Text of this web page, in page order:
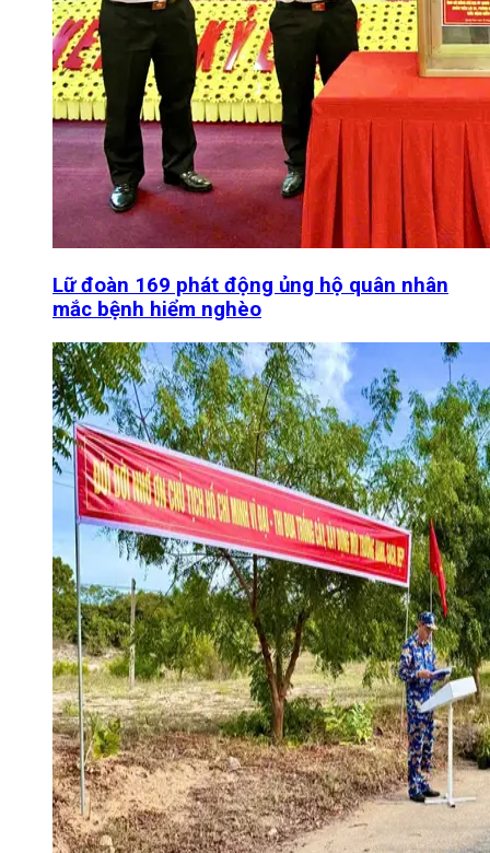
Lữ đoàn 169 phát động ủng hộ quân nhân
mắc bệnh hiểm nghèo